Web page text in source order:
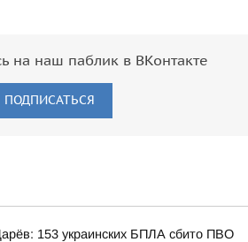
на наш паблик в ВКонтакте
ПОДПИСАТЬСЯ
153 украинских БПЛА сбито ПВО